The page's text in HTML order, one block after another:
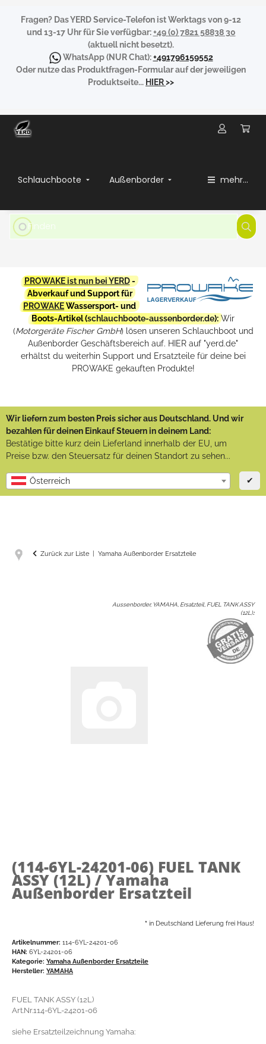
Fragen? Das YERD Service-Telefon ist Werktags von 9-12
und 13-17 Uhr für Sie verfügbar:+49 (0) 7821 58838 30
(aktuell nicht besetzt).
WhatsApp(NUR Chat):+491796159552
Oder nutze das Produktfragen-Formular auf der jeweiligen
Produktseite... HIER>>
Schlauchboote Außenborder mehr...
PROWAKE ist nun bei YERD-
Abverkauf und Support für
PROWAKEWassersport- und
Boots-Artikel (schlauchboote-aussenborder.de): Wir
(Motorgeräte Fischer GmbH) lösen unseren Schlauchboot und
Außenborder Geschäftsbereich auf. HIER auf "yerd.de"
erhältst du weiterhin Support und Ersatzteile für deine bei
PROWAKE gekauften Produkte!
Wir liefern zum besten Preis sicher aus Deutschland. Und wir
bezahlen für deinen Einkauf Steuern in deinem Land:
Bestätige bitte kurz dein Lieferland innerhalb der EU, um
Preise bzw. den Steuersatz für deinen Standort zu sehen...
Österreich ✔
Zurück zur Liste Yamaha Außenborder Ersatzteile
Aussenborder, YAMAHA, Ersatzteil, FUEL TANK ASSY
(12L):
(114-6YL-24201-06) FUEL TANK
ASSY (12L) / Yamaha
Außenborder Ersatzteil
* in Deutschland Lieferung frei Haus!
Artikelnummer: 114-6YL-24201-06
HAN: 6YL-24201-06
Kategorie: Yamaha Außenborder Ersatzteile
Hersteller: YAMAHA
FUEL TANK ASSY (12L)
Art.Nr.114-6YL-24201-06
siehe Ersatzteilzeichnung Yamaha: